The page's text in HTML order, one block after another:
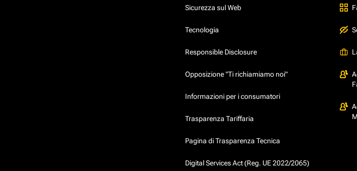
Sicurezza sul Web
Tecnologia
Responsible Disclosure
Opposizione "Ti richiamiamo noi"
Informazioni per i consumatori
Trasparenza Tariffaria
Pagina di Trasparenza Tecnica
Digital Services Act (Reg. UE 2022/2065)